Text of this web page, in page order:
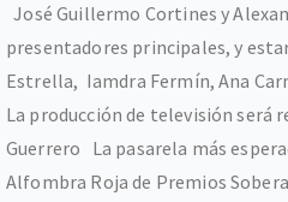
José Guillermo Cortines y
presentadores principales, y
Estrella, Iamdra Fermín, Ana
La producción de televisión será
Guerrero La pasarela más
Alfombra Roja de Premios